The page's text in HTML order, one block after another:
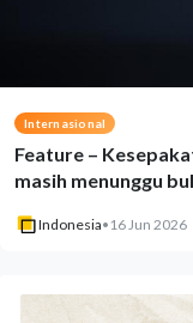
Internasional
Feature –
masih menunggu
Indonesia• 16 Jun 2026